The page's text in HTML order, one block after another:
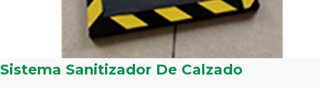
Sistema Sanitizador De Calzado